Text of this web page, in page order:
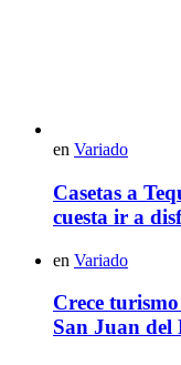
en Variado
Casetas a
cuesta ir a
en Variado
Crece
San Juan del